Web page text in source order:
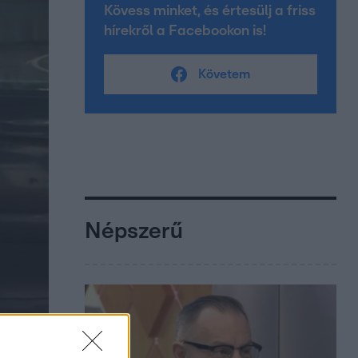
Kövess minket, és értesülj a friss
hírekről a Facebookon is!
Követem
Népszerű